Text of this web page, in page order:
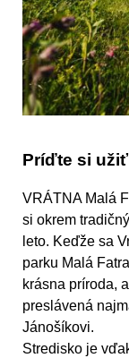
Príďte si
VRÁTNA Malá
si okrem
leto. Keďže sa
parku Malá
krásna príroda,
preslávená
Jánošíkovi.
Stredisko je